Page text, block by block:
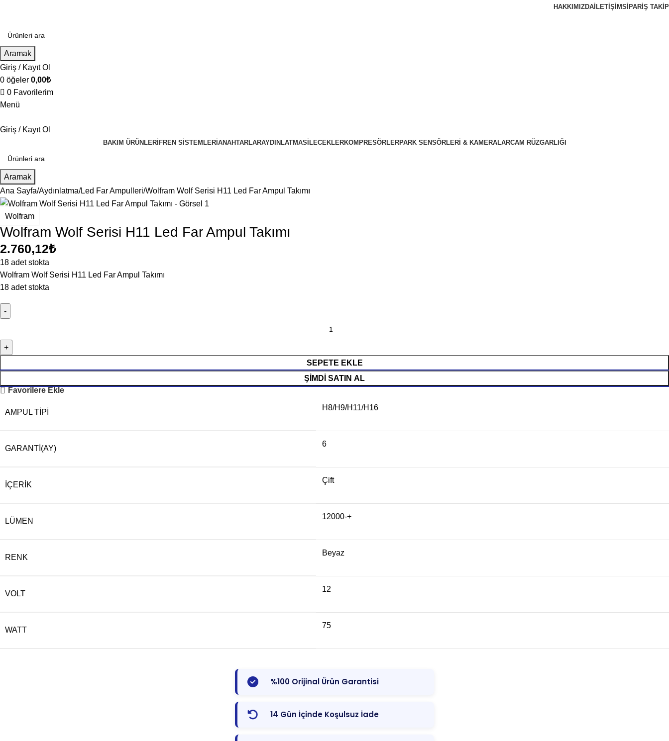
HAKKIMIZDA İLETIŞIMSIPARIŞ TAKIP
Aramak
Giriş / Kayıt Ol
0 öğeler 0,00₺
0 Favorilerim
Menü
Giriş / Kayıt Ol
BAKIM ÜRÜNLERI FREN SISTEMLERI ANAHTARLARAYDINLATMASILECEKLERKOMPRESÖRLERPARK SENSÖRLERI & KAMERALARCAM RÜZGARLIĞI
Aramak
Ana Sayfa Aydınlatma Led Far Ampulleri Wolfram Wolf Serisi H11 Led Far Ampul Takımı
Wolfram
Wolfram Wolf Serisi H11 Led Far Ampul Takımı
2.760,12₺
18 adet stokta
Wolfram Wolf Serisi H11 Led Far Ampul Takımı
18 adet stokta
SEPETE EKLE
ŞIMDI SATIN AL
Favorilere Ekle
AMPUL TIPI
H8/H9/H11/H16
GARANTI(AY)
6
İÇERIK
Çift
LÜMEN
12000-+
RENK
Beyaz
VOLT
12
WATT
75
%100 Orijinal Ürün Garantisi
14 Gün İçinde Koşulsuz İade